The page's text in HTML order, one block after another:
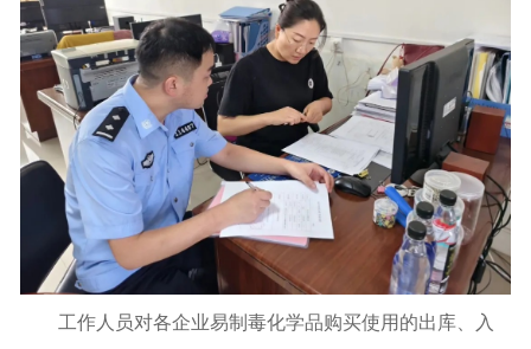
工作人员对各企业易制毒化学品购买使用的出库、入